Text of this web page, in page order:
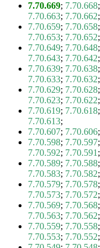
7.70.669; 7.70.668;
7.70.663; 7.70.662;
7.70.659; 7.70.658;
7.70.653; 7.70.652;
7.70.649; 7.70.648;
7.70.643; 7.70.642;
7.70.639; 7.70.638;
7.70.633; 7.70.632;
7.70.629; 7.70.628;
7.70.623; 7.70.622;
7.70.619; 7.70.618;
7.70.613;
7.70.607; 7.70.606;
7.70.598; 7.70.597;
7.70.592; 7.70.591 ;
7.70.589; 7.70.588;
7.70.583; 7.70.582;
7.70.579; 7.70.578;
7.70.573; 7.70.572;
7.70.569; 7.70.568;
7.70.563; 7.70.562;
7.70.559; 7.70.558;
7.70.553; 7.70.552;